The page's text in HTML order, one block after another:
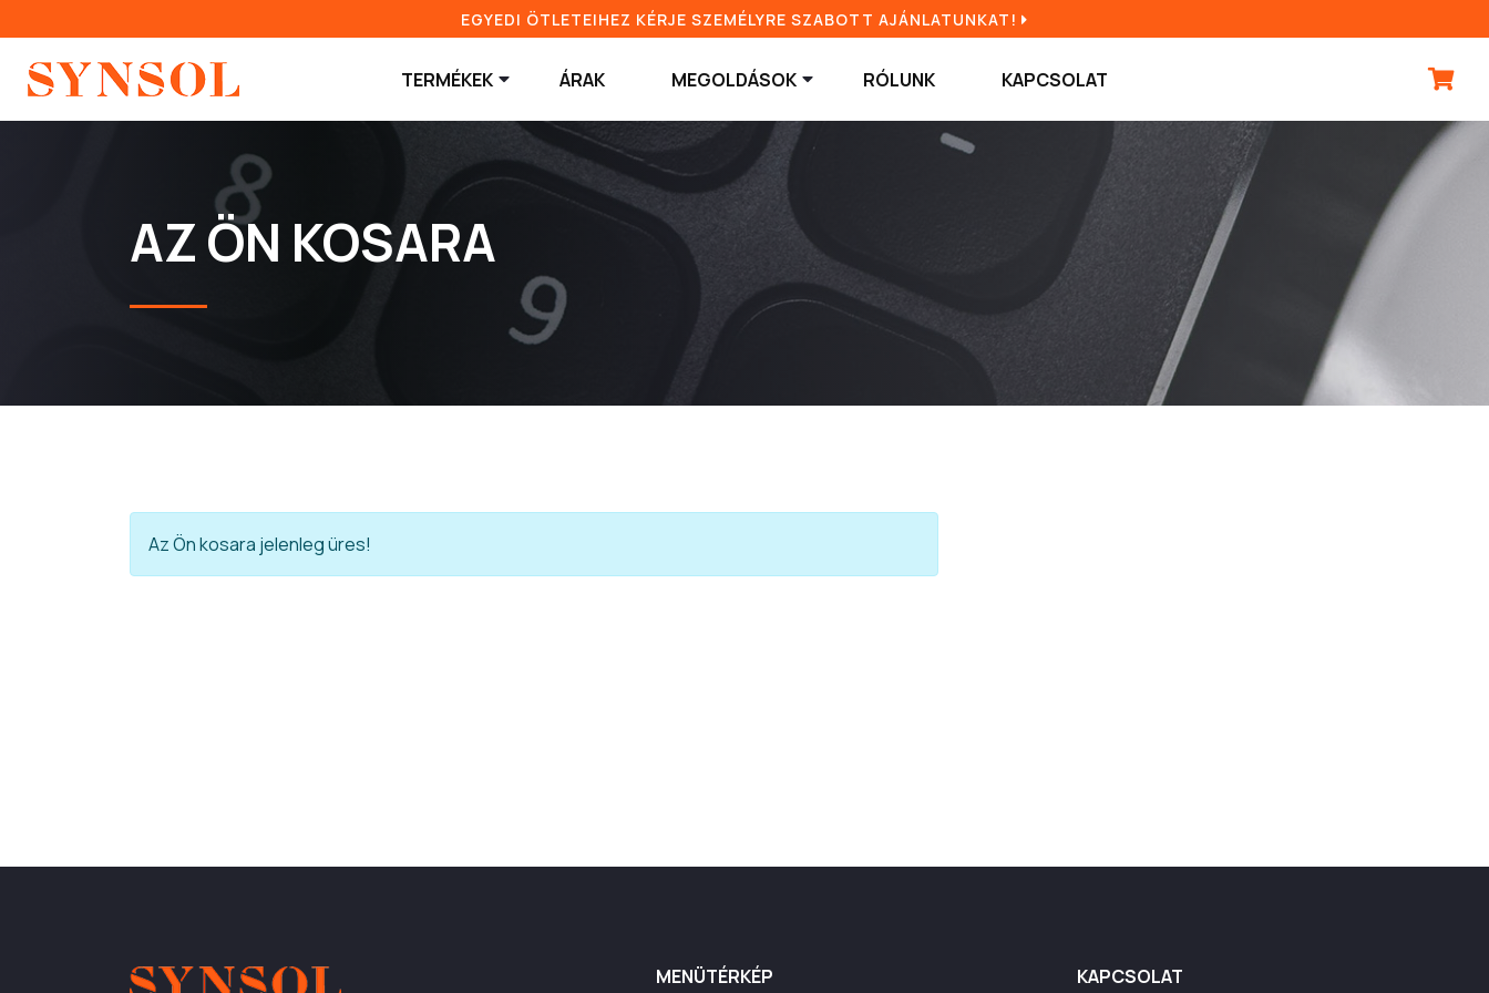
EGYEDI ÖTLETEIHEZ KÉRJE SZEMÉLYRE SZABOTT AJÁNLATUNKAT!
TERMÉKEK ÁRAK MEGOLDÁSOK RÓLUNK KAPCSOLAT
AZ ÖN KOSARA
Az Ön kosara jelenleg üres!
MENÜTÉRKÉP KAPCSOLAT